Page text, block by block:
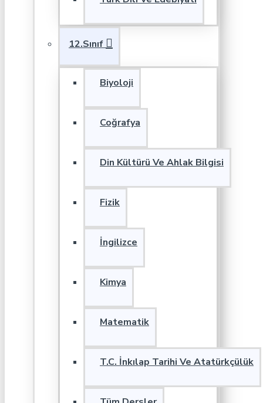
12.Sınıf
Biyoloji
Coğrafya
Din Kültürü Ve Ahlak Bilgisi
Fizik
İngilizce
Kimya
Matematik
T.C. İnkılap Tarihi Ve Atatürkçülük